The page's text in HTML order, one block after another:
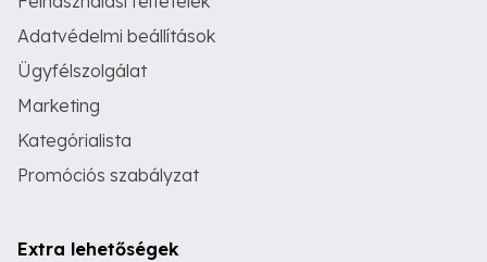
Adatvédelmi beállítások
Ügyfélszolgálat
Marketing
Kategórialista
Promóciós szabályzat
Extra lehetőségek